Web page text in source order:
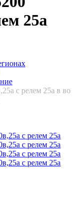
25а
с релем 25а в во